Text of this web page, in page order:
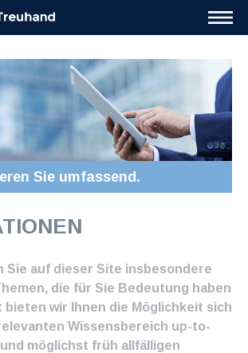
Sie umfassend.
Sie auf dieser Site insbesondere
die für Sie Bedeutung haben
bieten wir Ihnen die Möglichkeit sich
Wissensbereich up-to-
möglichst früh allfälligen